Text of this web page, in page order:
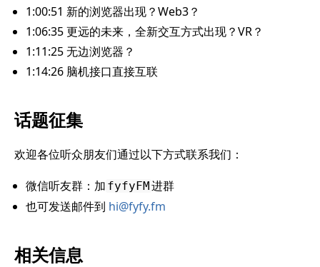
1:00:51 新的浏览器出现？Web3？
1:06:35 更远的未来，全新交互方式出现？VR？
1:11:25 无边浏览器？
1:14:26 脑机接口直接互联
话题征集
欢迎各位听众朋友们通过以下方式联系我们：
微信听友群：加 fyfyFM进群
也可发送邮件到 hi@fyfy.fm
相关信息